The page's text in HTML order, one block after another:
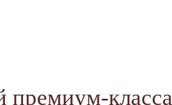
премиум-класса